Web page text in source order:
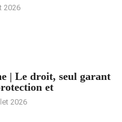
2026
| Le droit, seul garant
et
2026